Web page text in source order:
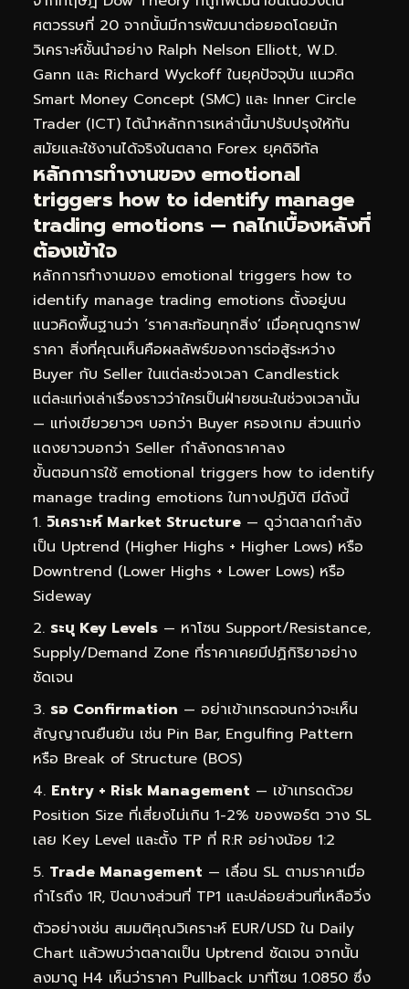
ศตวรรษที่ 20 จากนั้นมีการพัฒนาต่อยอดโดยนัก
วิเคราะห์ชั้นนำอย่าง Ralph Nelson Elliott, W.D.
Gann และ Richard Wyckoff ในยุคปัจจุบัน แนวคิด
Smart Money Concept (SMC) และ Inner Circle
Trader (ICT) ได้นำหลักการเหล่านี้มาปรับปรุงให้ทัน
สมัยและใช้งานได้จริงในตลาด Forex ยุคดิจิทัล
หลักการทำงานของ emotional
triggers how to identify manage
trading emotions — กลไกเบื้องหลังที่
ต้องเข้าใจ
หลักการทำงานของ emotional triggers how to
identify manage trading emotions ตั้งอยู่บน
แนวคิดพื้นฐานว่า ‘ราคาสะท้อนทุกสิ่ง’ เมื่อคุณดูกราฟ
ราคา สิ่งที่คุณเห็นคือผลลัพธ์ของการต่อสู้ระหว่าง
Buyer กับ Seller ในแต่ละช่วงเวลา Candlestick
แต่ละแท่งเล่าเรื่องราวว่าใครเป็นฝ่ายชนะในช่วงเวลานั้น
— แท่งเขียวยาวๆ บอกว่า Buyer ครองเกม ส่วนแท่ง
แดงยาวบอกว่า Seller กำลังกดราคาลง
ขั้นตอนการใช้ emotional triggers how to identify
manage trading emotions ในทางปฏิบัติ มีดังนี้
วิเคราะห์ Market Structure — ดูว่าตลาดกำลัง
เป็น Uptrend (Higher Highs + Higher Lows) หรือ
Downtrend (Lower Highs + Lower Lows) หรือ
Sideway
ระบุ Key Levels — หาโซน Support/Resistance,
Supply/Demand Zone ที่ราคาเคยมีปฏิกิริยาอย่าง
ชัดเจน
รอ Confirmation — อย่าเข้าเทรดจนกว่าจะเห็น
สัญญาณยืนยัน เช่น Pin Bar, Engulfing Pattern
หรือ Break of Structure (BOS)
Entry + Risk Management — เข้าเทรดด้วย
Position Size ที่เสี่ยงไม่เกิน 1-2% ของพอร์ต วาง SL
เลย Key Level และตั้ง TP ที่ R:R อย่างน้อย 1:2
Trade Management — เลื่อน SL ตามราคาเมื่อ
กำไรถึง 1R, ปิดบางส่วนที่ TP1 และปล่อยส่วนที่เหลือวิ่ง
ตัวอย่างเช่น สมมติคุณวิเคราะห์ EUR/USD ใน Daily
Chart แล้วพบว่าตลาดเป็น Uptrend ชัดเจน จากนั้น
ลงมาดู H4 เห็นว่าราคา Pullback มาที่โซน 1.0850 ซึ่ง